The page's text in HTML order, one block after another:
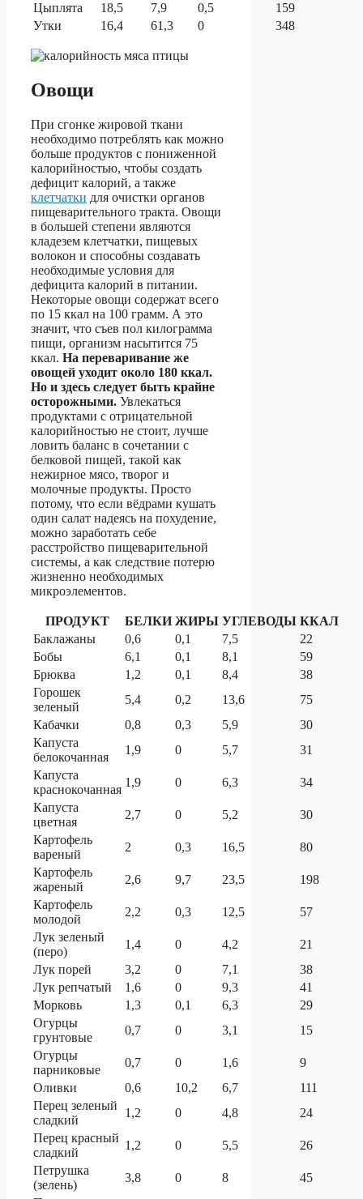
Цыплята
18,5 7,9 0,5
159
Утки
16,4 61,3 0 348
Овощи
При сгонке жировой ткани
необходимо потреблять как можно
больше продуктов с пониженной
калорийностью, чтобы создать
дефицит калорий, а также
клетчатки для очистки органов
пищеварительного тракта. Овощи
в большей степени являются
кладезем клетчатки, пищевых
волокон и способны создавать
необходимые условия для
дефицита калорий в питании.
Некоторые овощи содержат всего
по 15 ккал на 100 грамм. А это
значит, что съев пол килограмма
пищи, организм насытится 75
ккал. На переваривание же
овощей уходит около 180 ккал.
Но и здесь следует быть крайне
осторожными. Увлекаться
продуктами с отрицательной
калорийностью не стоит, лучше
ловить баланс в сочетании с
белковой пищей, такой как
нежирное мясо, творог и
молочные продукты. Просто
потому, что если вёдрами кушать
один салат надеясь на похудение,
можно заработать себе
расстройство пищеварительной
системы, а как следствие потерю
жизненно необходимых
микроэлементов.
ПРОДУКТ БЕЛКИ ЖИРЫ УГЛЕВОДЫ ККАЛ
Баклажаны
0,6 0,1 7,5
22
Бобы
6,1 0,1 8,1
59
Брюква
1,2 0,1 8,4
38
Горошек
зеленый
5,4 0,2 13,6
75
Кабачки
0,8 0,3 5,9
30
Капуста
белокочанная
1,9 0 5,7
31
Капуста
краснокочанная
1,9 0 6,3
34
Капуста
цветная
2,7 0 5,2
30
Картофель
вареный
2 0,3 16,5
80
Картофель
жареный
2,6 9,7 23,5
198
Картофель
молодой
2,2 0,3 12,5
57
Лук зеленый
(перо)
1,4 0 4,2
21
Лук порей
3,2 0 7,1
38
Лук репчатый
1,6 0 9,3
41
Морковь
1,3 0,1 6,3
29
Огурцы
грунтовые
0,7 0 3,1
15
Огурцы
парниковые
0,7 0 1,6
9
Оливки
0,6 10,2 6,7
111
Перец зеленый
сладкий
1,2 0 4,8
24
Перец красный
сладкий
1,2 0 5,5
26
Петрушка
(зелень)
3,8 0 8
45